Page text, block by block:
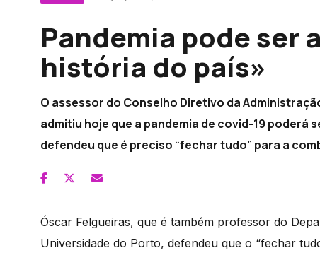
Pandemia pode ser
história do país»
O assessor do Conselho Diretivo da
admitiu hoje que a pandemia de covid-19 poderá
defendeu que é preciso “fechar tudo” para a
Óscar Felgueiras, que é também professor do
Universidade do Porto, defendeu que o “fechar